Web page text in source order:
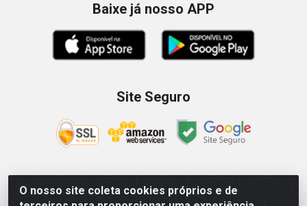
O nosso site coleta cookies próprios e de
Baixe já nosso APP
Site Seguro
Zein Importação e Comércio LTDA - Av. Senador Queiróz, 274